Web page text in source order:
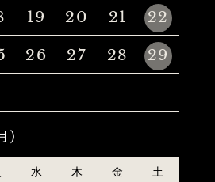
19 20 21
22
26 27 28
29
)
水 木 金 土